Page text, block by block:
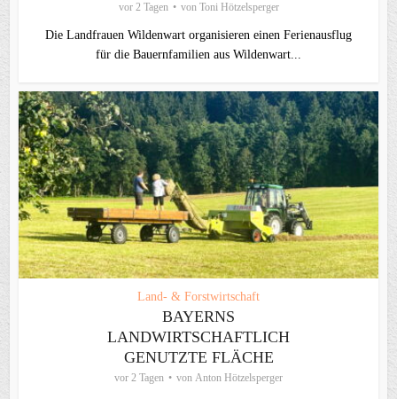
vor 2 Tagen von Toni Hötzelsperger
Die Landfrauen Wildenwart organisieren einen Ferienausflug
für die Bauernfamilien aus Wildenwart...
Land- & Forstwirtschaft
BAYERNS
LANDWIRTSCHAFTLICH
GENUTZTE FLÄCHE
vor 2 Tagen von Anton Hötzelsperger